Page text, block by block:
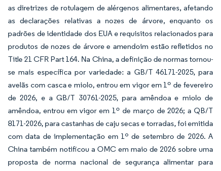
as diretrizes de rotulagem de alérgenos alimentares, afetando
as declarações relativas a nozes de árvore, enquanto os
padrões de identidade dos EUA e requisitos relacionados para
produtos de nozes de árvore e amendoim estão refletidos no
Title 21 CFR Part 164. Na China, a definição de normas tornou-
se mais específica por variedade: a GB/T 46171-2025, para
avelãs com casca e miolo, entrou em vigor em 1º de fevereiro
de 2026, e a GB/T 30761-2025, para amêndoa e miolo de
amêndoa, entrou em vigor em 1º de março de 2026; a QB/T
8171-2026, para castanhas de caju secas e torradas, foi emitida
com data de implementação em 1º de setembro de 2026. A
China também notificou a OMC em maio de 2026 sobre uma
proposta de norma nacional de segurança alimentar para